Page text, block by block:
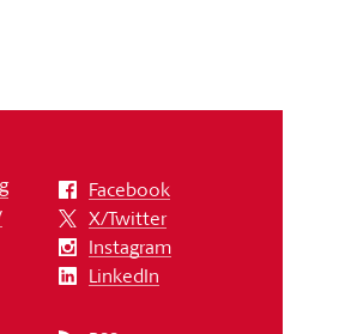
Facebook
X/Twitter
Instagram
LinkedIn